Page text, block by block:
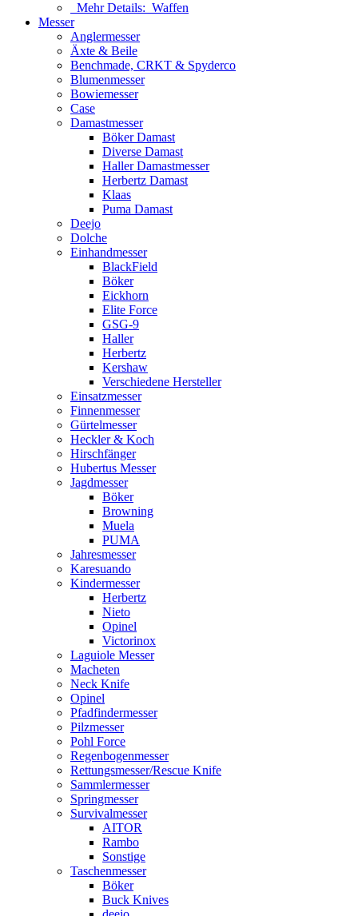
Mehr Details: Waffen
Messer
Anglermesser
Äxte & Beile
Benchmade, CRKT & Spyderco
Blumenmesser
Bowiemesser
Case
Damastmesser
Böker Damast
Diverse Damast
Haller Damastmesser
Herbertz Damast
Klaas
Puma Damast
Deejo
Dolche
Einhandmesser
BlackField
Böker
Eickhorn
Elite Force
GSG-9
Haller
Herbertz
Kershaw
Verschiedene Hersteller
Einsatzmesser
Finnenmesser
Gürtelmesser
Heckler & Koch
Hirschfänger
Hubertus Messer
Jagdmesser
Böker
Browning
Muela
PUMA
Jahresmesser
Karesuando
Kindermesser
Herbertz
Nieto
Opinel
Victorinox
Laguiole Messer
Macheten
Neck Knife
Opinel
Pfadfindermesser
Pilzmesser
Pohl Force
Regenbogenmesser
Rettungsmesser/Rescue Knife
Sammlermesser
Springmesser
Survivalmesser
AITOR
Rambo
Sonstige
Taschenmesser
Böker
Buck Knives